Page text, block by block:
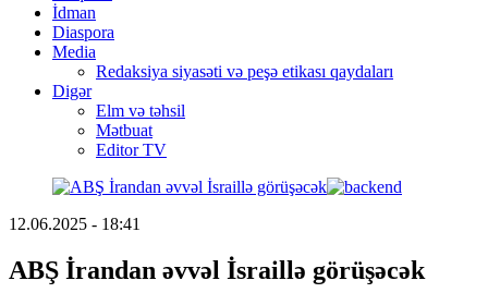
İdman
Diaspora
Media
Redaksiya siyasəti və peşə etikası qaydaları
Digər
Elm və təhsil
Mətbuat
Editor TV
12.06.2025 - 18:41
ABŞ İrandan əvvəl İsraillə görüşəcək